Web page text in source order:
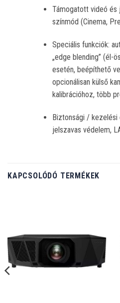
Támogatott videó és
színmód (Cinema,
Speciális funkciók:
„edge blending” (él-
esetén, beépíthető
opcionálisan külső
kalibrációhoz, több
Biztonsági / kezelési
jelszavas védelem,
KAPCSOLÓDÓ TERMÉKEK